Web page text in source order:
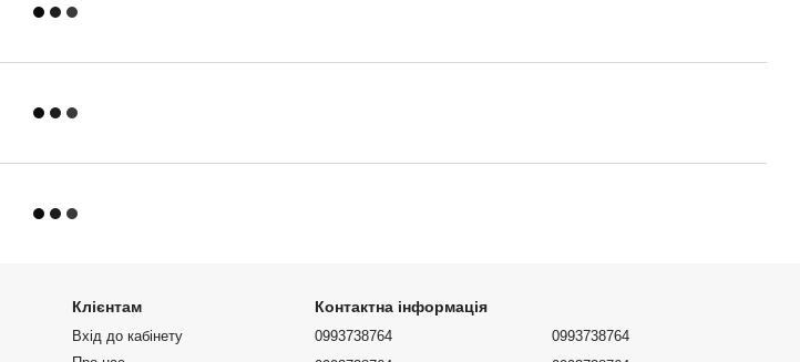
Клієнтам
Вхід до кабінету
Контактна інформація
0993738764
0993738764